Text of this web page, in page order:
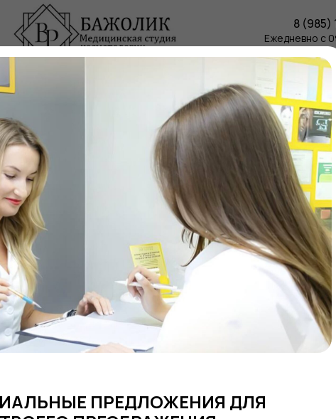
Фотогалерея Контакты
Ежедневно с
8 (985)
ПЕРМАНЕНТНЫЙ
ПРЕДЛОЖЕНИЯ ДЛЯ